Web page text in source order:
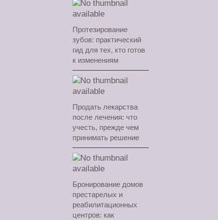
Протезирование
зубов: практический
гид для тех, кто готов
к изменениям
Продать лекарства
после лечения: что
учесть, прежде чем
принимать решение
Бронирование домов
престарелых и
реабилитационных
центров: как